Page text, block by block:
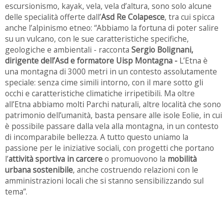
escursionismo, kayak, vela, vela d’altura, sono solo alcune
delle specialità offerte dall’Asd Re Colapesce, tra cui spicca
anche l’alpinismo etneo: “Abbiamo la fortuna di poter salire
su un vulcano, con le sue caratteristiche specifiche,
geologiche e ambientali - racconta Sergio Bolignani,
dirigente dell’Asd e formatore Uisp Montagna - L’Etna è
una montagna di 3000 metri in un contesto assolutamente
speciale: senza cime simili intorno, con il mare sotto gli
occhi e caratteristiche climatiche irripetibili. Ma oltre
all’Etna abbiamo molti Parchi naturali, altre località che sono
patrimonio dell’umanità, basta pensare alle isole Eolie, in cui
è possibile passare dalla vela alla montagna, in un contesto
di incomparabile bellezza. A tutto questo uniamo la
passione per le iniziative sociali, con progetti che portano
l’attività sportiva in carcereo promuovono la mobilità
urbana sostenibile, anche costruendo relazioni con le
amministrazioni locali che si stanno sensibilizzando sul
tema”.